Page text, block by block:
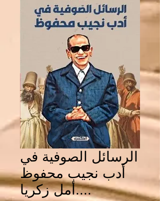
الرسائل الصوفية في
أدب نجيب محفوظ
....أمل زكريا